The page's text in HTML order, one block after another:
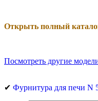
Открыть полный
Посмотреть другие
✔ Фурнитура для печи N